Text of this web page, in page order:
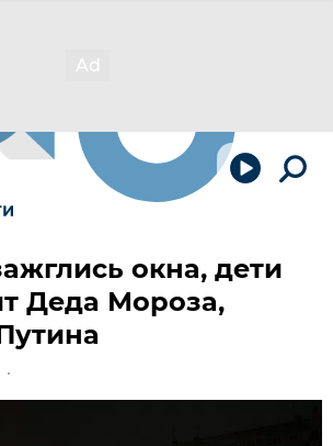
окна, дети
Деда Мороза,